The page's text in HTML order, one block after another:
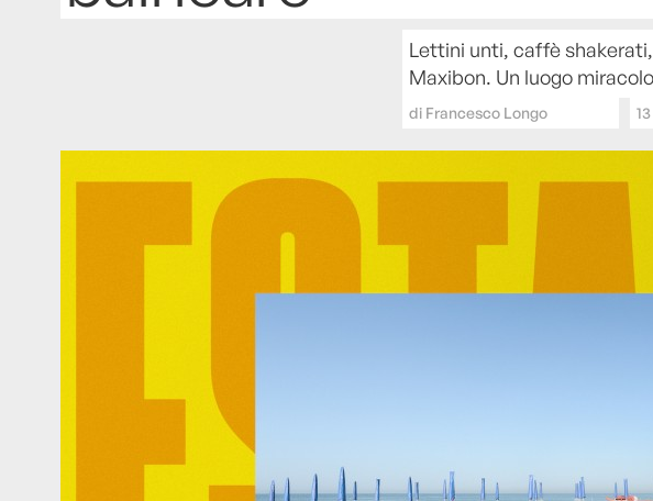
Lettini unti, caffè
Maxibon. Un luogo
di Francesco Longo